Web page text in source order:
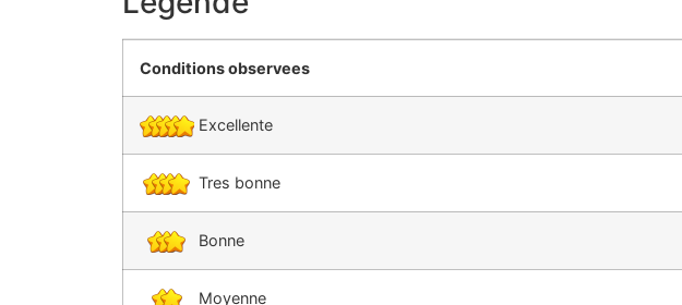
Conditions observees
Excellente
Tres bonne
Bonne
Moyenne